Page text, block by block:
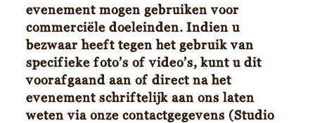
evenement mogen gebruiken voor
commerciële doeleinden. Indien u
bezwaar heeft tegen het gebruik van
specifieke foto’s of video’s, kunt u dit
voorafgaand aan of direct na het
evenement schriftelijk aan ons laten
weten via onze contactgegevens (Studio